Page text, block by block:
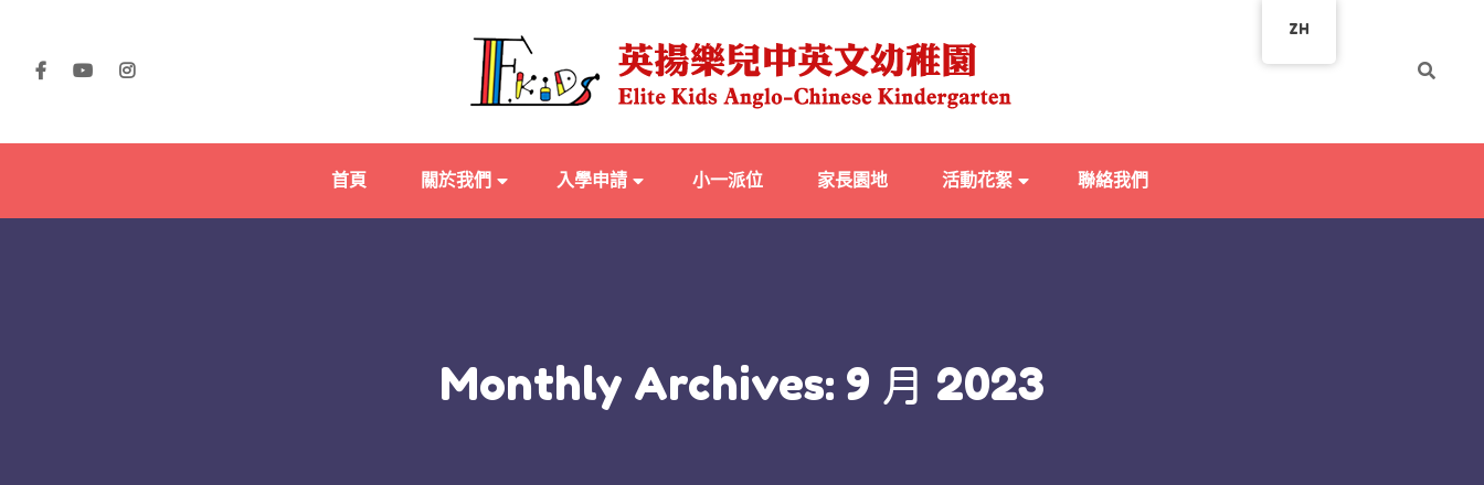
首頁 關於我們 入學申請 小一派位 家長園地 活動花絮 聯絡我們
Monthly Archives: 9 月 2023
ZH